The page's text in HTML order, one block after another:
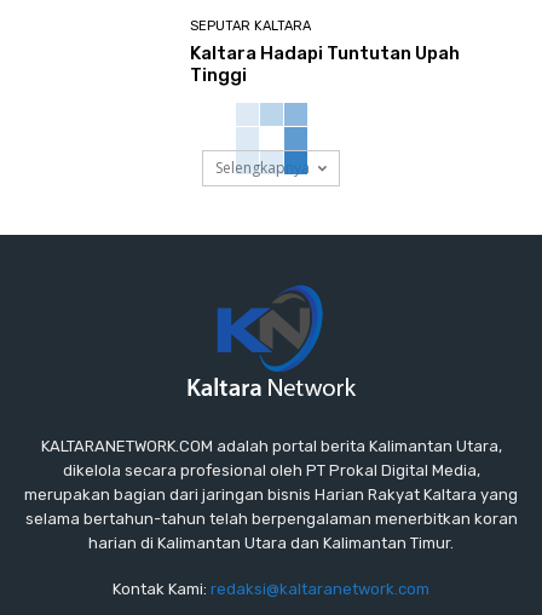
SEPUTAR KALTARA
Kaltara Hadapi Tuntutan Upah
Tinggi
Selengkapnya
KALTARANETWORK.COM adalah portal berita Kalimantan Utara,
dikelola secara profesional oleh PT Prokal Digital Media,
merupakan bagian dari jaringan bisnis Harian Rakyat Kaltara yang
selama bertahun-tahun telah berpengalaman menerbitkan koran
harian di Kalimantan Utara dan Kalimantan Timur.
Kontak Kami: redaksi@kaltaranetwork.com